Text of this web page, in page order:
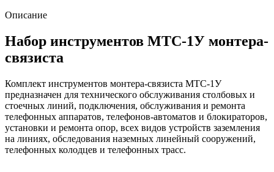
Описание
Набор инструментов МТС-1У монтера-
связиста
Комплект инструментов монтера-связиста МТС-1У
предназначен для технического обслуживания столбовых и
стоечных линий, подключения, обслуживания и ремонта
телефонных аппаратов, телефонов-автоматов и блокираторов,
установки и ремонта опор, всех видов устройств заземления
на линиях, обследования наземных линейный сооружений,
телефонных колодцев и телефонных трасс.